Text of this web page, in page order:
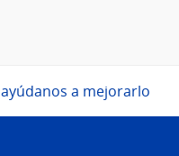
ayúdanos a mejorarlo